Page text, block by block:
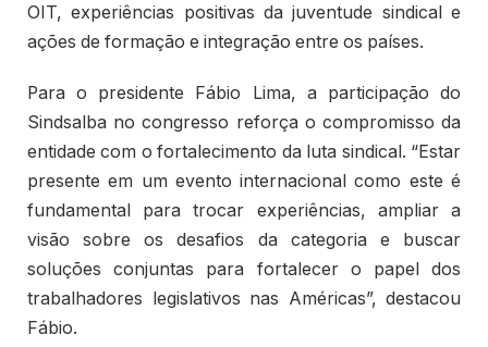
OIT, experiências positivas da juventude sindical e
ações de formação e integração entre os países.
Para o presidente Fábio Lima, a participação do
Sindsalba no congresso reforça o compromisso da
entidade com o fortalecimento da luta sindical. “Estar
presente em um evento internacional como este é
fundamental para trocar experiências, ampliar a
visão sobre os desafios da categoria e buscar
soluções conjuntas para fortalecer o papel dos
trabalhadores legislativos nas Américas”, destacou
Fábio.